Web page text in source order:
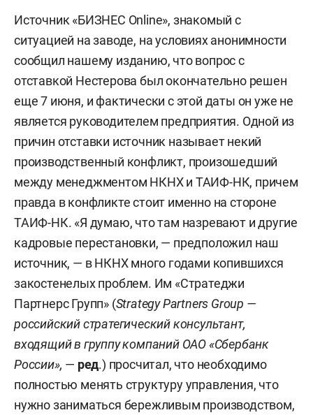
Источник «БИЗНЕС Online», знакомый с
ситуацией на заводе, на условиях анонимности
сообщил нашему изданию, что вопрос с
отставкой Нестерова был окончательно решен
еще 7 июня, и фактически с этой даты он уже не
является руководителем предприятия. Одной из
причин отставки источник называет некий
производственный конфликт, произошедший
между менеджментом НКНХ и ТАИФ-НК, причем
правда в конфликте стоит именно на стороне
ТАИФ-НК. «Я думаю, что там назревают и другие
кадровые перестановки, — предположил наш
источник, — в НКНХ много годами копившихся
закостенелых проблем. Им «Стратеджи
Партнерс Групп» (Strategy Partners Group —
российский стратегический консультант,
входящий в группу компаний ОАО «Сбербанк
России», — ред.) просчитал, что необходимо
полностью менять структуру управления, что
нужно заниматься бережливым производством,